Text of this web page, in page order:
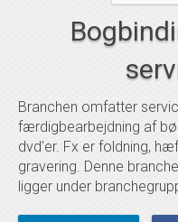
Branchen omfatter
færdigbearbejdning af
dvd'er. Fx er foldning,
gravering. Denne
ligger under